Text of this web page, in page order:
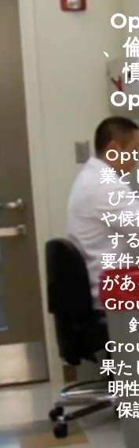
、
業と
び
や候
す
要件
が
果た
明
保